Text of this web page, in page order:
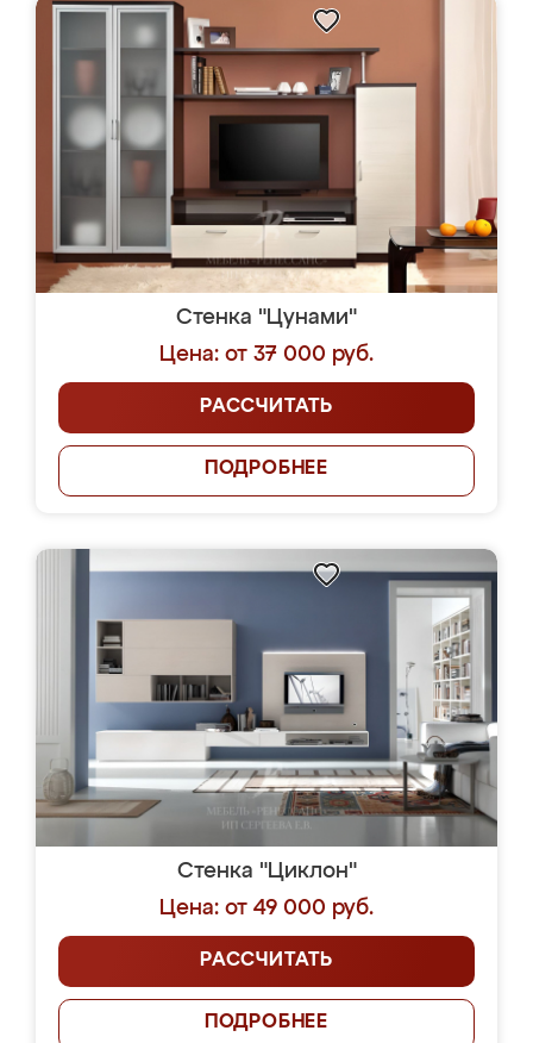
Стенка "Цунами"
Цена: от 37 000 руб.
РАССЧИТАТЬ
ПОДРОБНЕЕ
Стенка "Циклон"
Цена: от 49 000 руб.
РАССЧИТАТЬ
ПОДРОБНЕЕ